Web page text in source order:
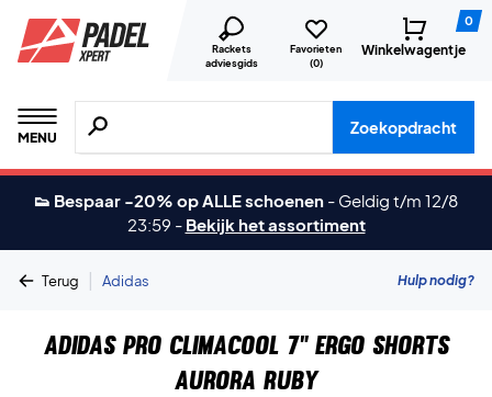
Rackets
adviesgids
Favorieten
(0)
0
Winkelwagentje
MENU
Zoeken naar producten, merken etc.
Zoekopdracht
👟 Bespaar -20% op ALLE schoenen - Geldig t/m 12/8
23:59 - Bekijk het assortiment
Terug | Adidas Hulp nodig?
Adidas Pro Climacool 7" Ergo Shorts
Aurora Ruby